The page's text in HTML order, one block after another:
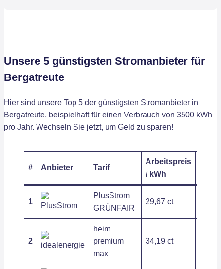
Unsere 5 günstigsten Stromanbieter für
Bergatreute
Hier sind unsere Top 5 der günstigsten Stromanbieter in
Bergatreute, beispielhaft für einen Verbrauch von 3500 kWh
pro Jahr. Wechseln Sie jetzt, um Geld zu sparen!
# Anbieter Tarif
Arbeitspreis
/ kWh
1
PlusStrom
GRÜNFAIR
29,67 ct
2
heim
premium
max
34,19 ct